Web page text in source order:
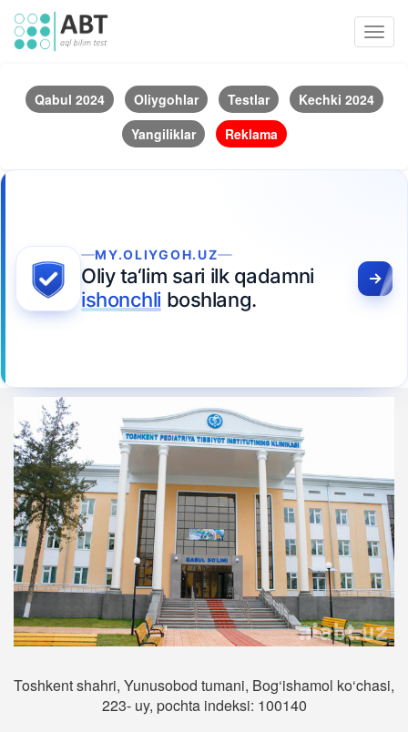
Qabul 2024 Oliygohlar Testlar
Kechki 2024
Yangiliklar
Reklama
MY.OLIYGOH.UZ
Oliy ta‘lim sari ilk qadamni
ishonchli boshlang.
Toshkent shahri, Yunusobod tumani, Bog‘ishamol ko‘chasi,
223- uy, pochta indeksi: 100140